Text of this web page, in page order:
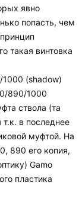
явно
попасть, чем
такая винтовка
(shadow)
890/1000
ствола (та
в последнее
муфтой. На
890 его копия,
Gamo
пластика